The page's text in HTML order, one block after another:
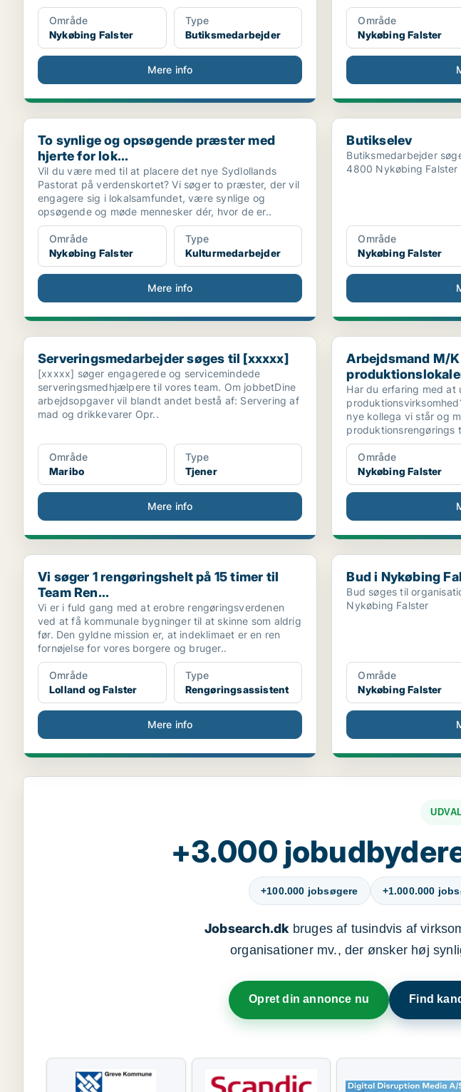
Område
Nykøbing Falster
Type
Butiksmedarbejder
Mere info
Område
Nykøbing Falster
To synlige og opsøgende præster med hjerte for lok...
To synlige og opsøgende præster med
hjerte for lok...
Vil du være med til at placere det nye Sydlollands
Pastorat på verdenskortet? Vi søger to præster, der vil
engagere sig i lokalsamfundet, være synlige og
opsøgende og møde mennesker dér, hvor de er..
Område
Nykøbing Falster
Type
Kulturmedarbejder
Mere info
Butikselev
Butikselev
Butiksmedarbejder
4800 Nykøbing Falster
Område
Nykøbing Falster
Serveringsmedarbejder søges til [xxxxx]
Serveringsmedarbejder søges til [xxxxx]
[xxxxx] søger engagerede og servicemindede
serveringsmedhjælpere til vores team. Om jobbetDine
arbejdsopgaver vil blandt andet bestå af: Servering af
mad og drikkevarer Opr..
Område
Maribo
Type
Tjener
Mere info
Arbejdsmand M/K til
Arbejdsmand M/
Har du erfaring med at
nye kollega vi står og
produktionsrengørings
Område
Nykøbing Falster
Vi søger 1 rengøringshelt på 15 timer til Team Ren...
Vi søger 1 rengøringshelt på 15 timer til
Team Ren...
Vi er i fuld gang med at erobre rengøringsverdenen
ved at få kommunale bygninger til at skinne som aldrig
før. Den gyldne mission er, at indeklimaet er en ren
fornøjelse for vores borgere og bruger..
Område
Lolland og Falster
Type
Rengøringsassistent
Mere info
Bud i Nykøbing Falster
Bud i Nykøbing
Bud søges til
Nykøbing Falster
Område
Nykøbing Falster
+3.000
+100.000 jobsøgere +1.000.000
Jobsearch.dkbruges af tusindvis af
organisationer mv., der ønsker høj
Opret din annonce nu Find